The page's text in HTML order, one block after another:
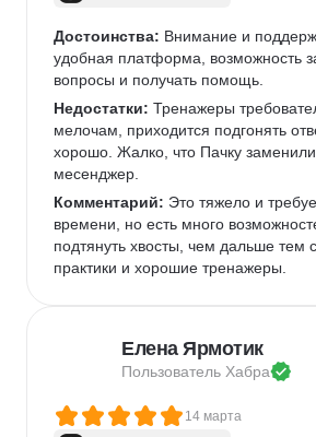
Достоинства: Внимание и
удобная платформа, возможность
вопросы и получать помощь.
Недостатки: Тренажеры
мелочам, приходится подгонять
хорошо. Жалко, что Пачку
месенджер.
Комментарий: Это тяжело и
времени, но есть много
подтянуть хвосты, чем дальше тем
практики и хорошие тренажеры.
Елена Ярмотик
Пользователь Хабра
14 марта